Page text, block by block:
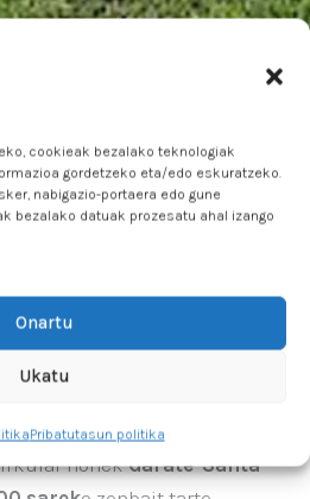
cookieak bezalako teknologiak
gordetzeko eta/edo eskuratzeko.
nabigazio-portaera edo gune
bezalako datuak prozesatu ahal izango
Onartu
Ukatu
Pribatutasun politika
honekGarate-Santa